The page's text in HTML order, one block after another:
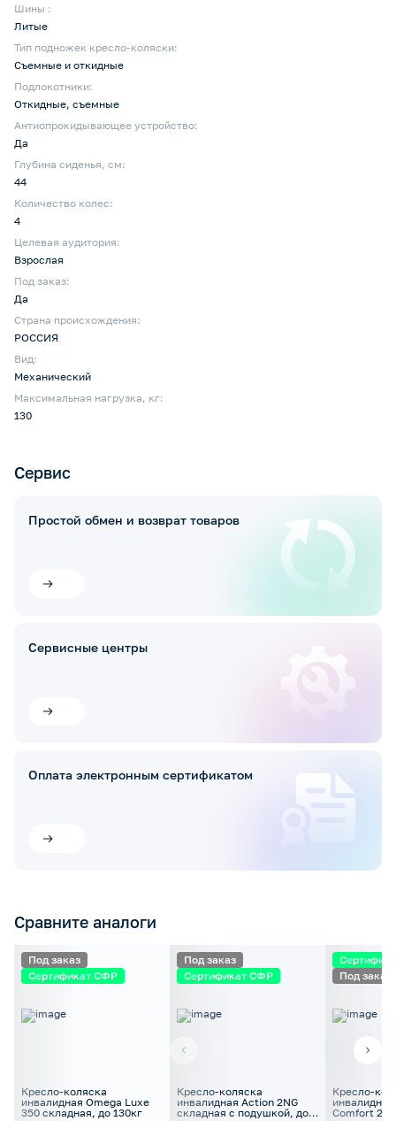
Шины :
Литые
Тип подножек кресло-коляски:
Съемные и откидные
Подлокотники:
Откидные, съемные
Антиопрокидывающее устройство:
Да
Глубина сиденья, cм:
44
Количество колес:
4
Целевая аудитория:
Взрослая
Под заказ:
Да
Страна происхождения:
РОССИЯ
Вид:
Механический
Максимальная нагрузка, кг:
130
Сервис
Простой обмен и возврат товаров
Сервисные центры
Оплата электронным сертификатом
Сравните аналоги
Под заказ
Сертификат СФР
Кресло-коляска
инвалидная Omega Luxe
350 складная, до 130кг
Под заказ
Сертификат СФР
Кресло-коляска
инвалидная Action 2NG
складная с подушкой, до
Под заказ
Кресло-
инвалидная
Comfort